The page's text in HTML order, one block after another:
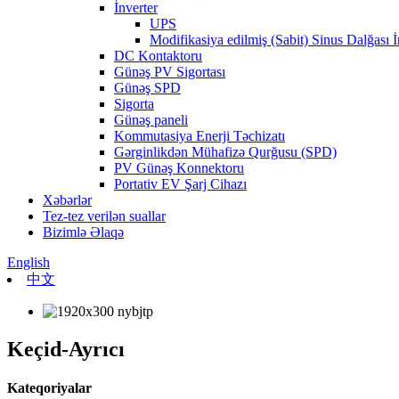
İnverter
UPS
Modifikasiya edilmiş (Sabit) Sinus Dalğası
DC Kontaktoru
Günəş PV Sigortası
Günəş SPD
Sigorta
Günəş paneli
Kommutasiya Enerji Təchizatı
Gərginlikdən Mühafizə Qurğusu (SPD)
PV Günəş Konnektoru
Portativ EV Şarj Cihazı
Xəbərlər
Tez-tez verilən suallar
Bizimlə Əlaqə
English
中文
Keçid-Ayrıcı
Kateqoriyalar